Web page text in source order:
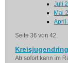
Juli
Mai
April
Seite 36 von 42.
Ab sofort kann im